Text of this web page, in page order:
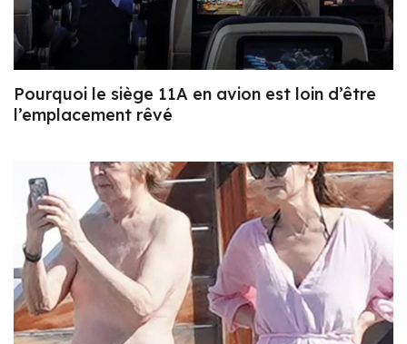
Pourquoi le siège 11A en avion est loin d’être
l’emplacement rêvé